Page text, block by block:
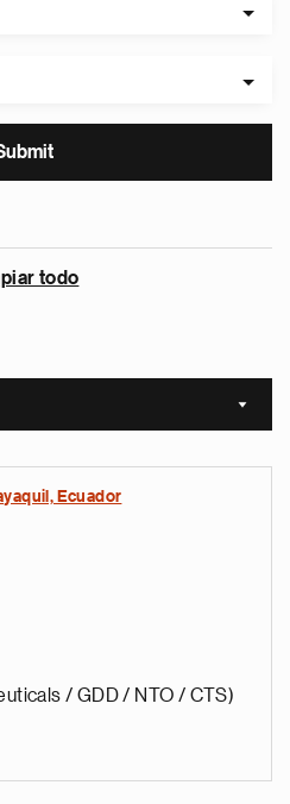
todo
Sort
Ecuador
/ GDD / NTO / CTS)